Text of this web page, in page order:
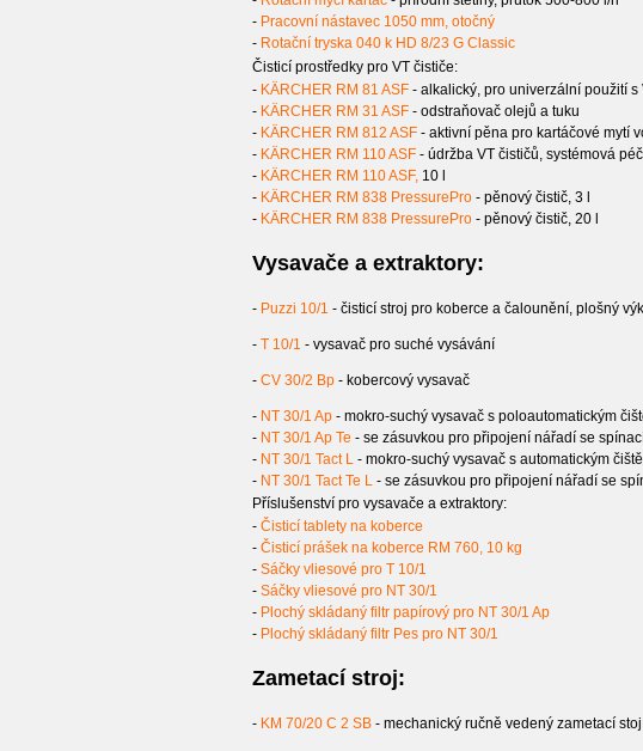
- Pracovní nástavec 1050 mm, otočný
- Rotační tryska 040 k HD 8/23 G Classic
Čisticí prostředky pro VT čističe:
- KÄRCHER RM 81 ASF- alkalický, pro univerzální použití s
- KÄRCHER RM 31 ASF- odstraňovač olejů a tuku
- KÄRCHER RM 812 ASF- aktivní pěna pro kartáčové mytí
- KÄRCHER RM 110 ASF- údržba VT čističů, systémová
- KÄRCHER RM 110 ASF,10 l
- KÄRCHER RM 838 PressurePro- pěnový čistič, 3 l
- KÄRCHER RM 838 PressurePro- pěnový čistič, 20 l
Vysavače a extraktory:
- Puzzi 10/1 - čisticí stroj pro koberce a čalounění, plošný
-T 10/1 - vysavač pro suché vysávání
- CV 30/2 Bp- kobercový vysavač
- NT 30/1 Ap- mokro-suchý vysavač s poloautomatickým
- NT 30/1 Ap Te - se zásuvkou pro připojení nářadí se
- NT 30/1 Tact L- mokro-suchý vysavač s automatickým
- NT 30/1 Tact Te L- se zásuvkou pro připojení nářadí se
Příslušenství pro vysavače a extraktory:
- Čisticí tablety na koberce
- Čisticí prášek na koberce RM 760, 10 kg
- Sáčky vliesové pro T 10/1
- Sáčky vliesové pro NT 30/1
- Plochý skládaný filtr papírový pro NT 30/1 Ap
- Plochý skládaný filtr Pes pro NT 30/1
Zametací stroj:
- KM 70/20 C 2 SB- mechanický ručně vedený zametací